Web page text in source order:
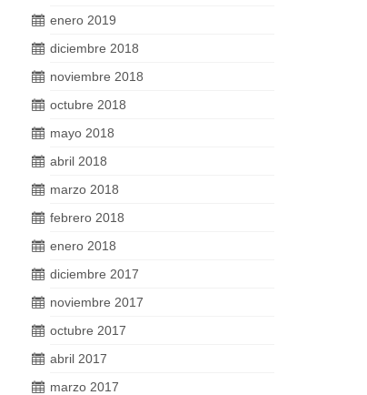
enero 2019
diciembre 2018
noviembre 2018
octubre 2018
mayo 2018
abril 2018
marzo 2018
febrero 2018
enero 2018
diciembre 2017
noviembre 2017
octubre 2017
abril 2017
marzo 2017